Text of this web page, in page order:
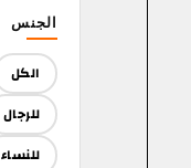
الجنس
الكل
للرجال
للنساء